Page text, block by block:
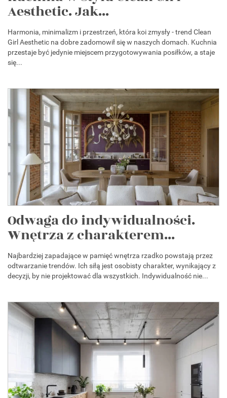
Aesthetic. Jak...
Harmonia, minimalizm i przestrzeń, która koi zmysły - trend Clean
Girl Aesthetic na dobre zadomowił się w naszych domach. Kuchnia
przestaje być jedynie miejscem przygotowywania posiłków, a staje
się...
Odwaga do indywidualności.
Wnętrza z charakterem...
Najbardziej zapadające w pamięć wnętrza rzadko powstają przez
odtwarzanie trendów. Ich siłą jest osobisty charakter, wynikający z
decyzji, by nie projektować dla wszystkich. Indywidualność nie...